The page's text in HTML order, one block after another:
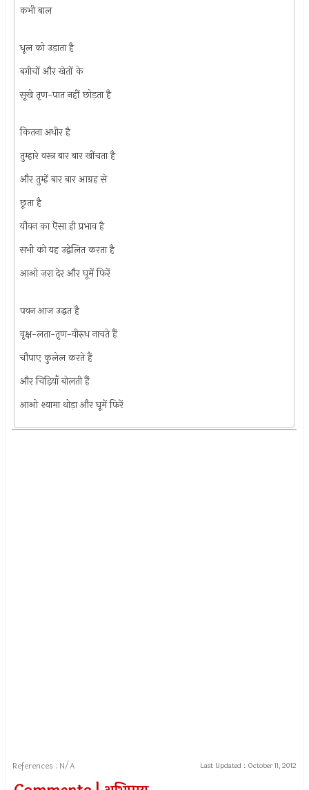
कभी बाल
धूल को उड़ाता है
बग़ीचों और खेतों के
सूखे तृण-पात नहीं छोड़ता है
कितना अधीर है
तुम्हारे वस्त्र बार बार खींचता है
और तुम्हें बार बार आग्रह से
छूता है
यौवन का ऎसा ही प्रभाव है
सभी को यह उद्वेलित करता है
आओ ज़रा देर और घूमें फिरें
पवन आज उद्धत है
वृक्ष-लता-तृण-वीरुध नाचते हैं
चौपाए कुलेल करते हैं
और चिड़ियाँ बोलती हैं
आओ श्यामा थोड़ा और घूमें फिरें
References : N/A Last Updated : October 11, 2012